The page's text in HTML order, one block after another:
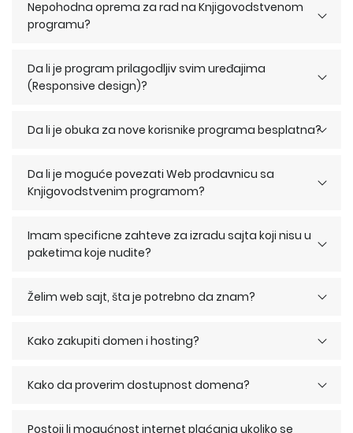
Nepohodna oprema za rad na Knjigovodstvenom
programu?
Da li je program prilagodljiv svim uređajima
(Responsive design)?
Da li je obuka za nove korisnike programa besplatna?
Da li je moguće povezati Web prodavnicu sa
Knjigovodstvenim programom?
Imam specificne zahteve za izradu sajta koji nisu u
paketima koje nudite?
Želim web sajt, šta je potrebno da znam?
Kako zakupiti domen i hosting?
Kako da proverim dostupnost domena?
Postoji li mogućnost internet plaćanja ukoliko se